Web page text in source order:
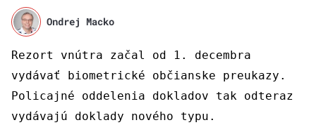
Ondrej Macko
Rezort vnútra začal od 1. decembra
vydávať biometrické občianske preukazy.
Policajné oddelenia dokladov tak odteraz
vydávajú doklady nového typu.